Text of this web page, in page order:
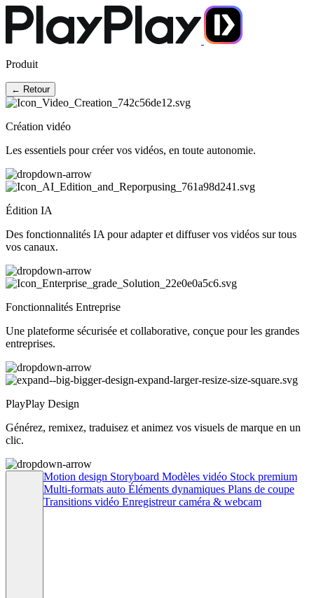
Produit
← Retour
Création vidéo
Les essentiels pour créer vos vidéos, en toute autonomie.
Édition IA
Des fonctionnalités IA pour adapter et diffuser vos vidéos sur tous
vos canaux.
Fonctionnalités Entreprise
Une plateforme sécurisée et collaborative, conçue pour les grandes
entreprises.
PlayPlay Design
Générez, remixez, traduisez et animez vos visuels de marque en un
clic.
Motion design Storyboard Modèles vidéo Stock premium
Multi-formats auto Éléments dynamiques Plans de coupe
Transitions vidéo Enregistreur caméra & webcam